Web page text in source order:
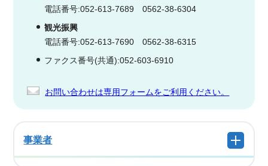
電話番号:052-613-7689 0562-38-6304
観光振興
電話番号:052-613-7690 0562-38-6315
ファクス番号(共通):052-603-6910
お問い合わせは専用フォームをご利用ください。
事業者